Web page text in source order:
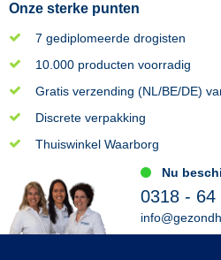
Onze sterke punten
7 gediplomeerde drogisten
10.000 producten voorradig
Gratis verzending (NL/BE/DE)
Discrete verpakking
Thuiswinkel Waarborg
Nu
0318 - 64